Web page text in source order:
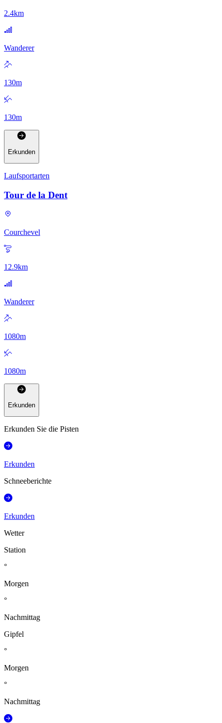
2.4km
Wanderer
130m
130m
Erkunden
Laufsportarten
Tour de la Dent
Courchevel
12.9km
Wanderer
1080m
1080m
Erkunden
Erkunden Sie die Pisten
Erkunden
Schneeberichte
Erkunden
Wetter
Station
°
Morgen
°
Nachmittag
Gipfel
°
Morgen
°
Nachmittag